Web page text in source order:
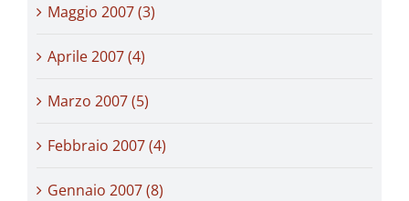
Maggio 2007 (3)
Aprile 2007 (4)
Marzo 2007 (5)
Febbraio 2007 (4)
Gennaio 2007 (8)